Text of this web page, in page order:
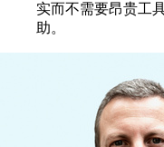
实而不需要昂贵工
助。